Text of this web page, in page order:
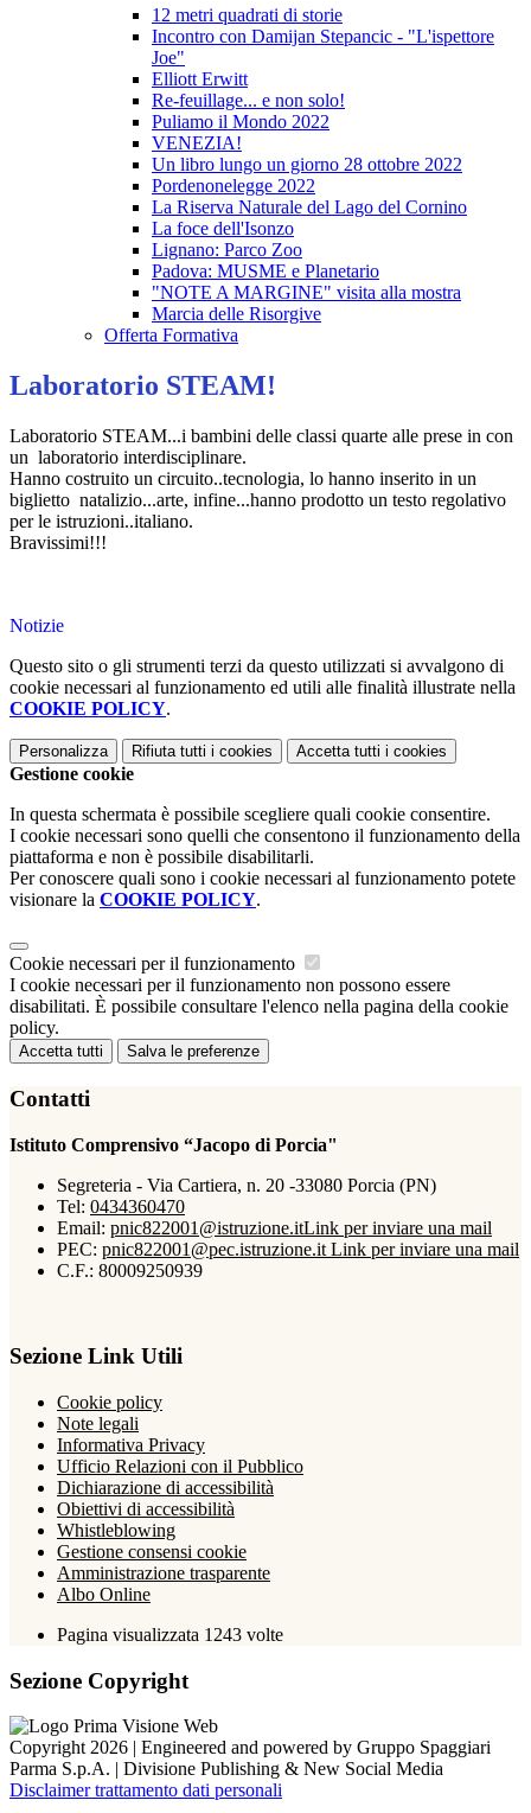
12 metri quadrati di storie
Incontro con Damijan Stepancic - "L'ispettore
Joe"
Elliott Erwitt
Re-feuillage... e non solo!
Puliamo il Mondo 2022
VENEZIA!
Un libro lungo un giorno 28 ottobre 2022
Pordenonelegge 2022
La Riserva Naturale del Lago del Cornino
La foce dell'Isonzo
Lignano: Parco Zoo
Padova: MUSME e Planetario
"NOTE A MARGINE" visita alla mostra
Marcia delle Risorgive
Offerta Formativa
Laboratorio STEAM!
Laboratorio STEAM...i bambini delle classi quarte alle prese in con
un laboratorio interdisciplinare.
Hanno costruito un circuito..tecnologia, lo hanno inserito in un
biglietto natalizio...arte, infine...hanno prodotto un testo regolativo
per le istruzioni..italiano.
Bravissimi!!!
Notizie
Questo sito o gli strumenti terzi da questo utilizzati si avvalgono di
cookie necessari al funzionamento ed utili alle finalità illustrate nella
COOKIE POLICY.
Personalizza Rifiuta tutti i cookies Accetta tutti i cookies
Gestione cookie
In questa schermata è possibile scegliere quali cookie consentire.
I cookie necessari sono quelli che consentono il funzionamento della
piattaforma e non è possibile disabilitarli.
Per conoscere quali sono i cookie necessari al funzionamento potete
visionare la COOKIE POLICY.
Cookie necessari per il funzionamento
I cookie necessari per il funzionamento non possono essere
disabilitati. È possibile consultare l'elenco nella pagina della cookie
policy.
Accetta tutti Salva le preferenze
Contatti
Istituto Comprensivo “Jacopo di Porcia"
Segreteria - Via Cartiera, n. 20 -33080 Porcia (PN)
Tel: 0434360470
Email: pnic822001@istruzione.itLink per inviare una mail
PEC: pnic822001@pec.istruzione.it Link per inviare una mail
C.F.: 80009250939
Sezione Link Utili
Cookie policy
Note legali
Informativa Privacy
Ufficio Relazioni con il Pubblico
Dichiarazione di accessibilità
Obiettivi di accessibilità
Whistleblowing
Gestione consensi cookie
Amministrazione trasparente
Albo Online
Pagina visualizzata 1243 volte
Sezione Copyright
Copyright 2026 | Engineered and powered by Gruppo Spaggiari
Parma S.p.A. | Divisione Publishing & New Social Media
Disclaimer trattamento dati personali